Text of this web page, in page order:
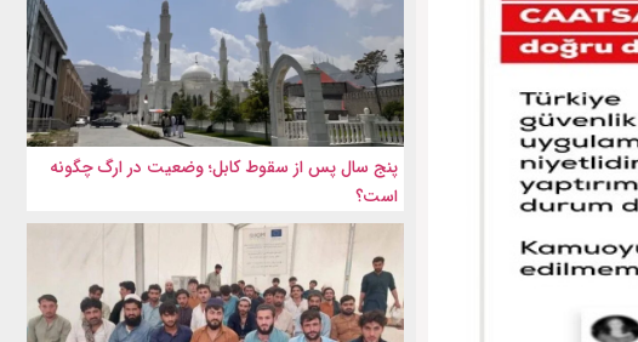
پنج سال پس از سقوط کابل؛ وضعیت در ارگ چگونه
است؟